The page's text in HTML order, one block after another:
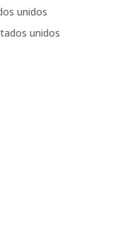
unidos
unidos